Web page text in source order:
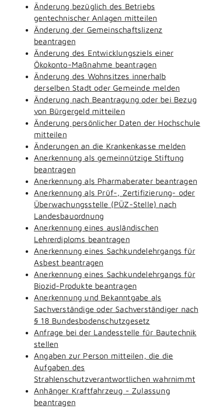
Änderung bezüglich des Betriebs
gentechnischer Anlagen mitteilen
Änderung der Gemeinschaftslizenz
beantragen
Änderung des Entwicklungsziels einer
Ökokonto-Maßnahme beantragen
Änderung des Wohnsitzes innerhalb
derselben Stadt oder Gemeinde melden
Änderung nach Beantragung oder bei Bezug
von Bürgergeld mitteilen
Änderung persönlicher Daten der Hochschule
mitteilen
Änderungen an die Krankenkasse melden
Anerkennung als gemeinnützige Stiftung
beantragen
Anerkennung als Pharmaberater beantragen
Anerkennung als Prüf-, Zertifizierung- oder
Überwachungsstelle (PÜZ-Stelle) nach
Landesbauordnung
Anerkennung eines ausländischen
Lehrerdiploms beantragen
Anerkennung eines Sachkundelehrgangs für
Asbest beantragen
Anerkennung eines Sachkundelehrgangs für
Biozid-Produkte beantragen
Anerkennung und Bekanntgabe als
Sachverständige oder Sachverständiger nach
§ 18 Bundesbodenschutzgesetz
Anfrage bei der Landesstelle für Bautechnik
stellen
Angaben zur Person mitteilen, die die
Aufgaben des
Strahlenschutzverantwortlichen wahrnimmt
Anhänger Kraftfahrzeug - Zulassung
beantragen